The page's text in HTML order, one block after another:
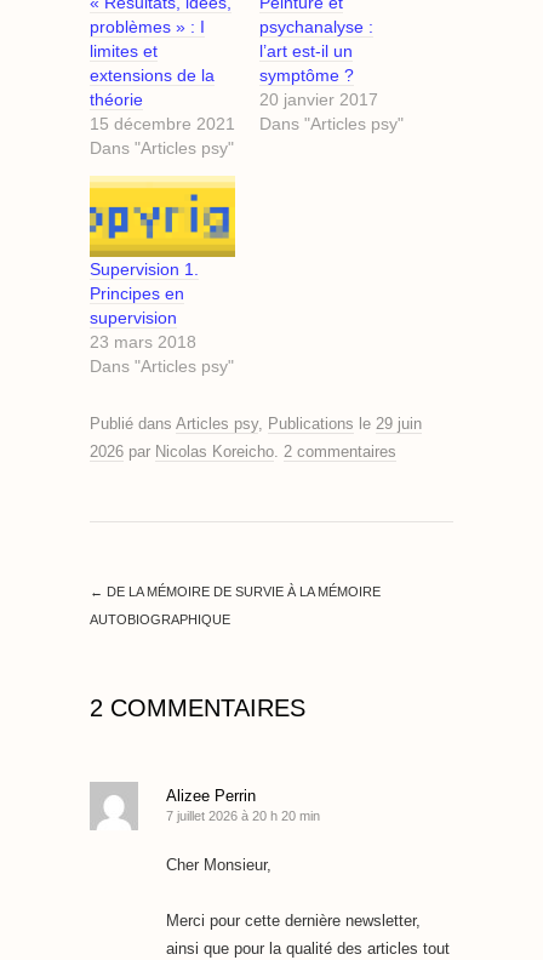
problèmes » : I
limites et
extensions de la
théorie
15 décembre 2021
Dans "Articles psy"
psychanalyse :
l’art est-il un
symptôme ?
20 janvier 2017
Dans "Articles psy"
Supervision 1.
Principes en
supervision
23 mars 2018
Dans "Articles psy"
Publié dans Articles psy, Publications le 29 juin
2026 par Nicolas Koreicho. 2 commentaires
← DE LA MÉMOIRE DE SURVIE À LA MÉMOIRE
AUTOBIOGRAPHIQUE
2 COMMENTAIRES
Alizee Perrin
7 juillet 2026 à 20 h 20 min
Cher Monsieur,
Merci pour cette dernière newsletter,
ainsi que pour la qualité des articles tout